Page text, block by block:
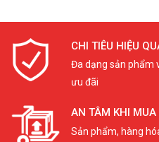
CHI TIÊU HIỆU
Đa dạng sản phẩm
ưu đãi
AN TÂM KHI MUA
Sản phẩm, hàng